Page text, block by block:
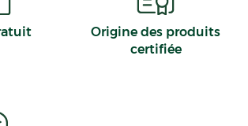
Origine des produits
certifiée